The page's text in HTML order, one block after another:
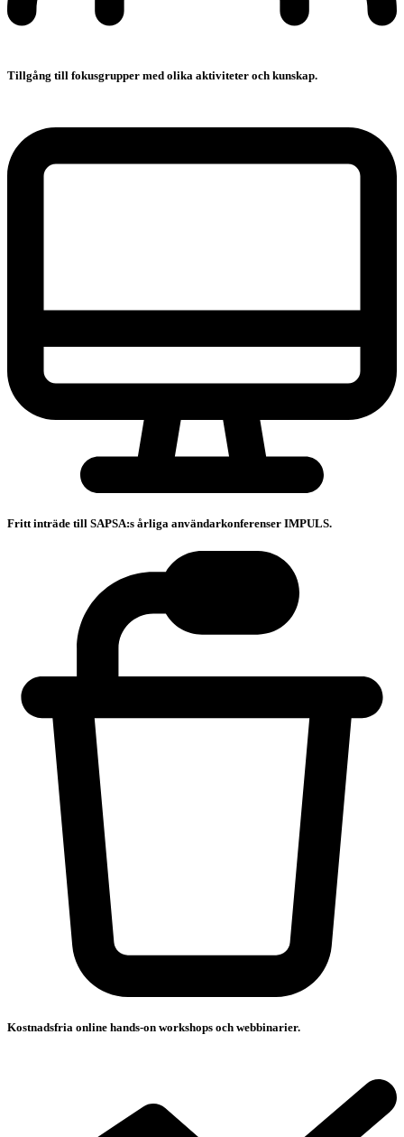
Tillgång till fokusgrupper med olika aktiviteter och kunskap.
Fritt inträde till SAPSA:s årliga användarkonferenser IMPULS.
Kostnadsfria online hands-on workshops och webbinarier.